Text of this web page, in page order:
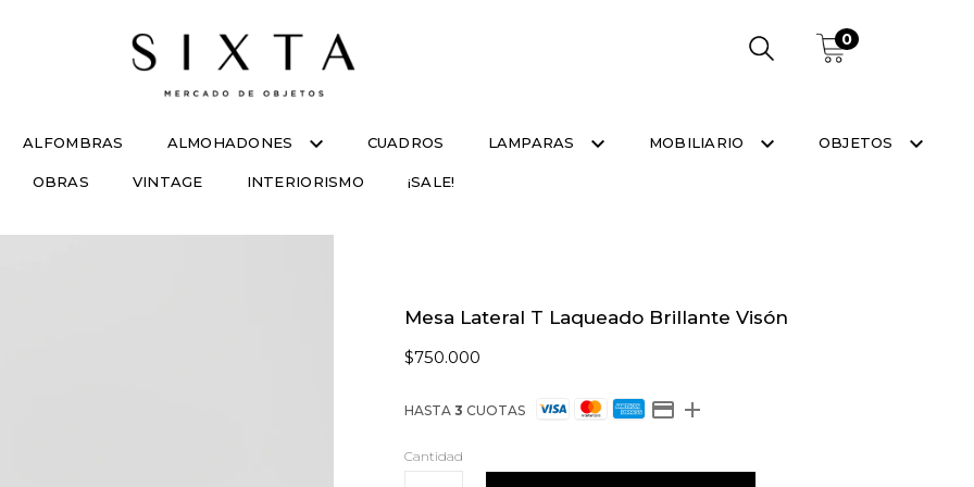
0
ALFOMBRAS ALMOHADONES CUADROS LAMPARAS MOBILIARIO OBJETOS
OBRAS VINTAGE INTERIORISMO ¡SALE!
Mesa Lateral T Laqueado Brillante Visón
$750.000
HASTA 3 CUOTAS
Cantidad